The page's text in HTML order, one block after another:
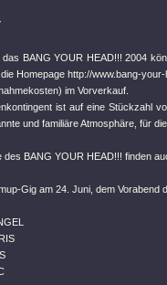
das BANG YOUR HEAD!!! 2004
Homepage http://www.bang-
im Vorverkauf.
ist auf eine Stückzahl
und familiäre Atmosphäre, für
des BANG YOUR HEAD!!! finden
Gig am 24. Juni, dem Vorabend